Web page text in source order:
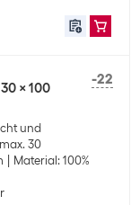
-22
x 100
und
30
Material: 100%